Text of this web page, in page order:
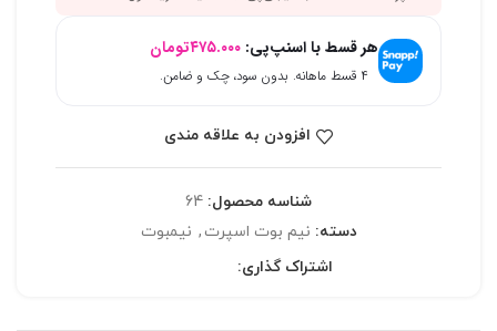
هر قسط با اسنپ‌پی: ۴۷۵.۰۰۰تومان
۴ قسط ماهانه. بدون سود، چک و ضامن.
افزودن به علاقه مندی
شناسه محصول: 64
دسته: نیم بوت اسپرت , نیمبوت
اشتراک گذاری: